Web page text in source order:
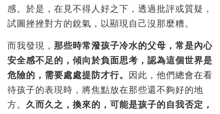
感。於是，在見不得人好之下，透過批評或質疑，
試圖挫挫對方的銳氣，以顯現自己沒那麼糟。
而我發現， 那些時常潑孩子冷水的父母，常是內心
安全感不足的，傾向於負面思考，認為這個世界是
危險的，需要處處提防才行。
因此，他們總會在看
待孩子的表現時，將焦點放在那些還不夠好的地
方。 久而久之，換來的，可能是孩子的自我否定，